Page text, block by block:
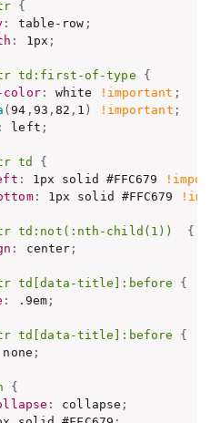
{
: table-row ;
: 1px ;
tr td:first-of-type
{
color: white !important ;
(94 , 93 , 82 , 1 ) !important ;
: left ;
td
{
: 1px solid #FFC679
: 1px solid #FFC679
td:not(:nth-child(1))
{
: center ;
td[data-title]:before
{
: .9em ;
td[data-title]:before
{
none ;
{
: collapse ;